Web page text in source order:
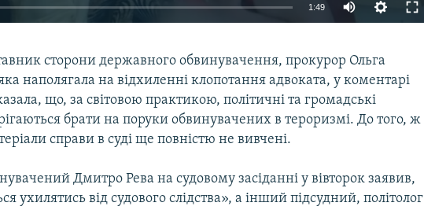
1:49
сторони державного обвинувачення, прокурор Ольга
наполягала на відхиленні клопотання адвоката, у коментарі
що, за світовою практикою, політичні та громадські
брати на поруки обвинувачених в тероризмі. До того, ж
справи в суді ще повністю не вивчені.
Дмитро Рева на судовому засіданні у вівторок заявив,
ухилятись від судового слідства», а інший підсудний, політолог